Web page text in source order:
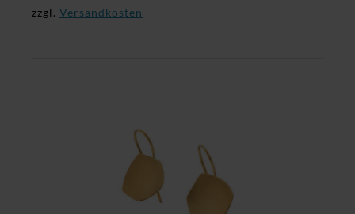
zzgl. Versandkosten